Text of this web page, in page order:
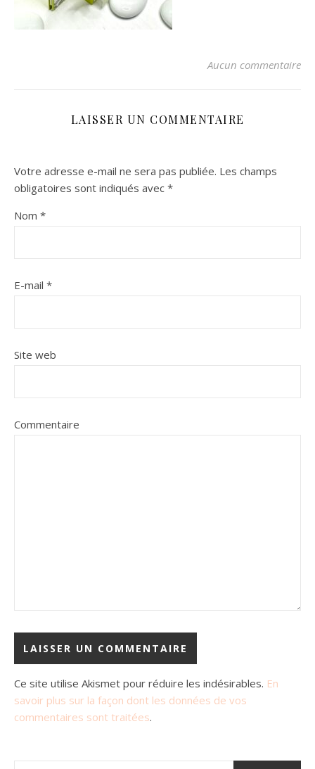
Aucun commentaire
LAISSER UN COMMENTAIRE
Votre adresse e-mail ne sera pas publiée. Les champs
obligatoires sont indiqués avec *
Nom *
E-mail *
Site web
Commentaire
Ce site utilise Akismet pour réduire les indésirables. En
savoir plus sur la façon dont les données de vos
commentaires sont traitées.